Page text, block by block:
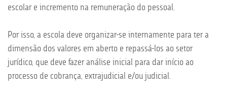
escolar e incremento na remuneração do pessoal.
Por isso, a escola deve organizar-se internamente para ter a
dimensão dos valores em aberto e repassá-los ao setor
jurídico, que deve fazer análise inicial para dar início ao
processo de cobrança, extrajudicial e/ou judicial.